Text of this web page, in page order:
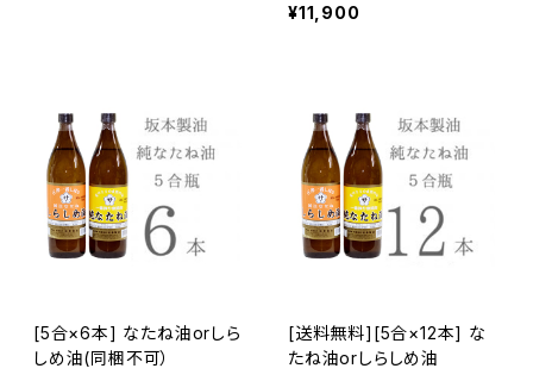
¥11,900
[5合×6本] なたね油orしら
しめ油(同梱不可）
[送料無料][5合×12本] な
たね油orしらしめ油